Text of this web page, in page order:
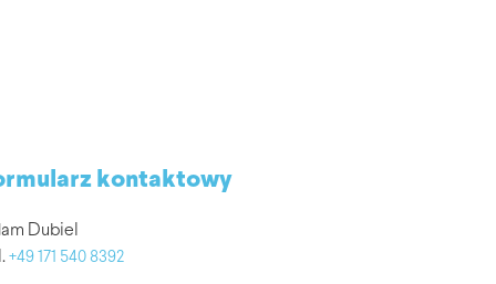
kontaktowy
Dubiel
+49 171 540 8392